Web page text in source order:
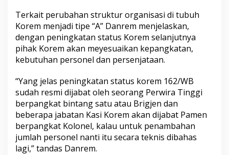
Terkait perubahan struktur organisasi di tubuh
Korem menjadi tipe “A” Danrem menjelaskan,
dengan peningkatan status Korem selanjutnya
pihak Korem akan meyesuaikan kepangkatan,
kebutuhan personel dan persenjataan.
“Yang jelas peningkatan status korem 162/WB
sudah resmi dijabat oleh seorang Perwira Tinggi
berpangkat bintang satu atau Brigjen dan
beberapa jabatan Kasi Korem akan dijabat Pamen
berpangkat Kolonel, kalau untuk penambahan
jumlah personel nanti itu secara teknis dibahas
lagi,” tandas Danrem.